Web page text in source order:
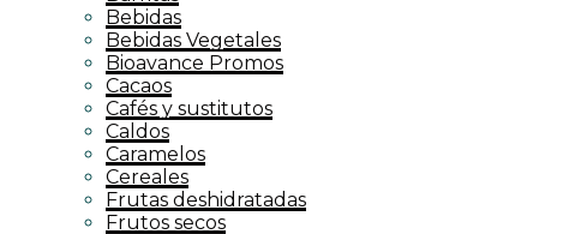
Bebidas
Bebidas Vegetales
Bioavance Promos
Cacaos
Cafés y sustitutos
Caldos
Caramelos
Cereales
Frutas deshidratadas
Frutos secos